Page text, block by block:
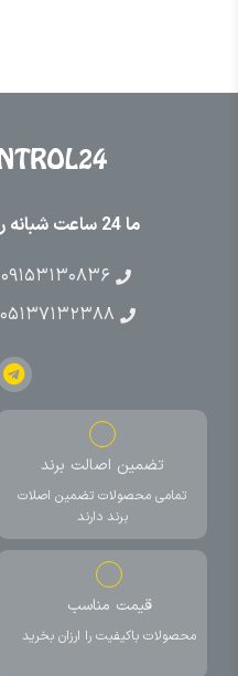
ما 24 ساعت شبانه روز در کنار شما هستیم
۰۹۱۵۳۱۳۰۸۳۶
۰۵۱۳۷۱۳۲۳۸۸
تضمین اصالت برند
تمامی محصولات تضمین اصلات
برند دارند
قیمت مناسب
محصولات باکیفیت را ارزان بخرید